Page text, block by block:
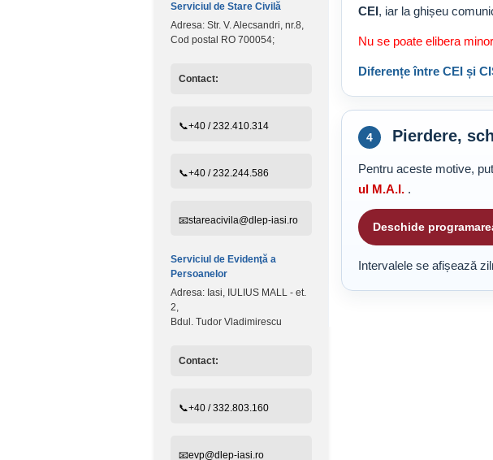
Serviciul de Stare Civilă
Adresa: Str. V. Alecsandri, nr.8,
Cod postal RO 700054;
Contact:
📞+40 / 232.410.314
📞+40 / 232.244.586
📧stareacivila@dlep-iasi.ro
Serviciul de Evidenţă a
Persoanelor
Adresa: Iasi, IULIUS MALL - et.
2,
Bdul. Tudor Vladimirescu
Contact:
📞+40 / 332.803.160
📧evp@dlep-iasi.ro
CEI, iar la ghișeu
Nu se poate elibera
Diferențe între CEI și
4 Pierdere,
Pentru aceste motive,
ul M.A.I. .
Deschide
Intervalele se afișează